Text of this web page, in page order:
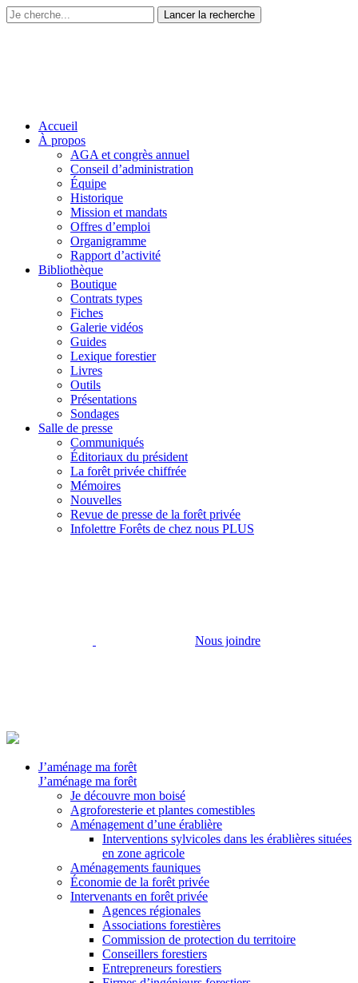
Accueil
À propos
AGA et congrès annuel
Conseil d’administration
Équipe
Historique
Mission et mandats
Offres d’emploi
Organigramme
Rapport d’activité
Bibliothèque
Boutique
Contrats types
Fiches
Galerie vidéos
Guides
Lexique forestier
Livres
Outils
Présentations
Sondages
Salle de presse
Communiqués
Éditoriaux du président
La forêt privée chiffrée
Mémoires
Nouvelles
Revue de presse de la forêt privée
Infolettre Forêts de chez nous PLUS
Nous joindre
J’aménage ma forêt
J’aménage ma forêt
Je découvre mon boisé
Agroforesterie et plantes comestibles
Aménagement d’une érablière
Interventions sylvicoles dans les érablières situées
en zone agricole
Aménagements fauniques
Économie de la forêt privée
Intervenants en forêt privée
Agences régionales
Associations forestières
Commission de protection du territoire
Conseillers forestiers
Entrepreneurs forestiers